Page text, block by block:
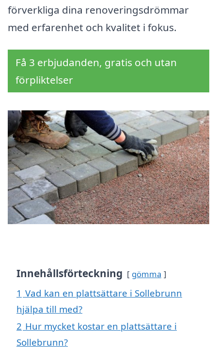
förverkliga dina renoveringsdrömmar
med erfarenhet och kvalitet i fokus.
Få 3 erbjudanden, gratis och utan
förpliktelser
Innehållsförteckning gömma
1 Vad kan en plattsättare i Sollebrunn
hjälpa till med?
2 Hur mycket kostar en plattsättare i
Sollebrunn?